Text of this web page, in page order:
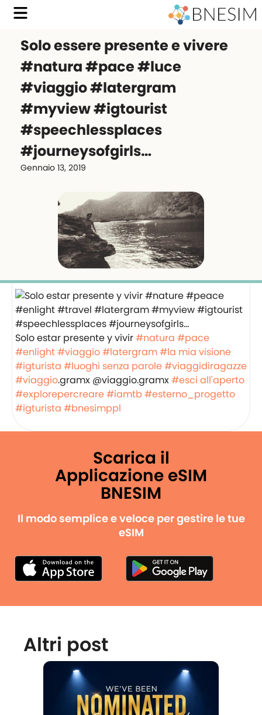
Solo essere presente e vivere
#natura #pace #luce
#viaggio #latergram
#myview #igtourist
#speechlessplaces
#journeysofgirls…
Gennaio 13, 2019
Solo estar presente y vivir#natura #pace
#enlight#viaggio#latergram#la mia visione
#igturista #luoghi senza parole#viaggidiragazze
#viaggio.gramx @viaggio.gramx#esci all'aperto
#explorepercreare#iamtb #esterno_progetto
#igturista #bnesimppl
Scarica il
Applicazione eSIM
BNESIM
Il modo semplice e veloce per gestire le tue
eSIM
Altri post